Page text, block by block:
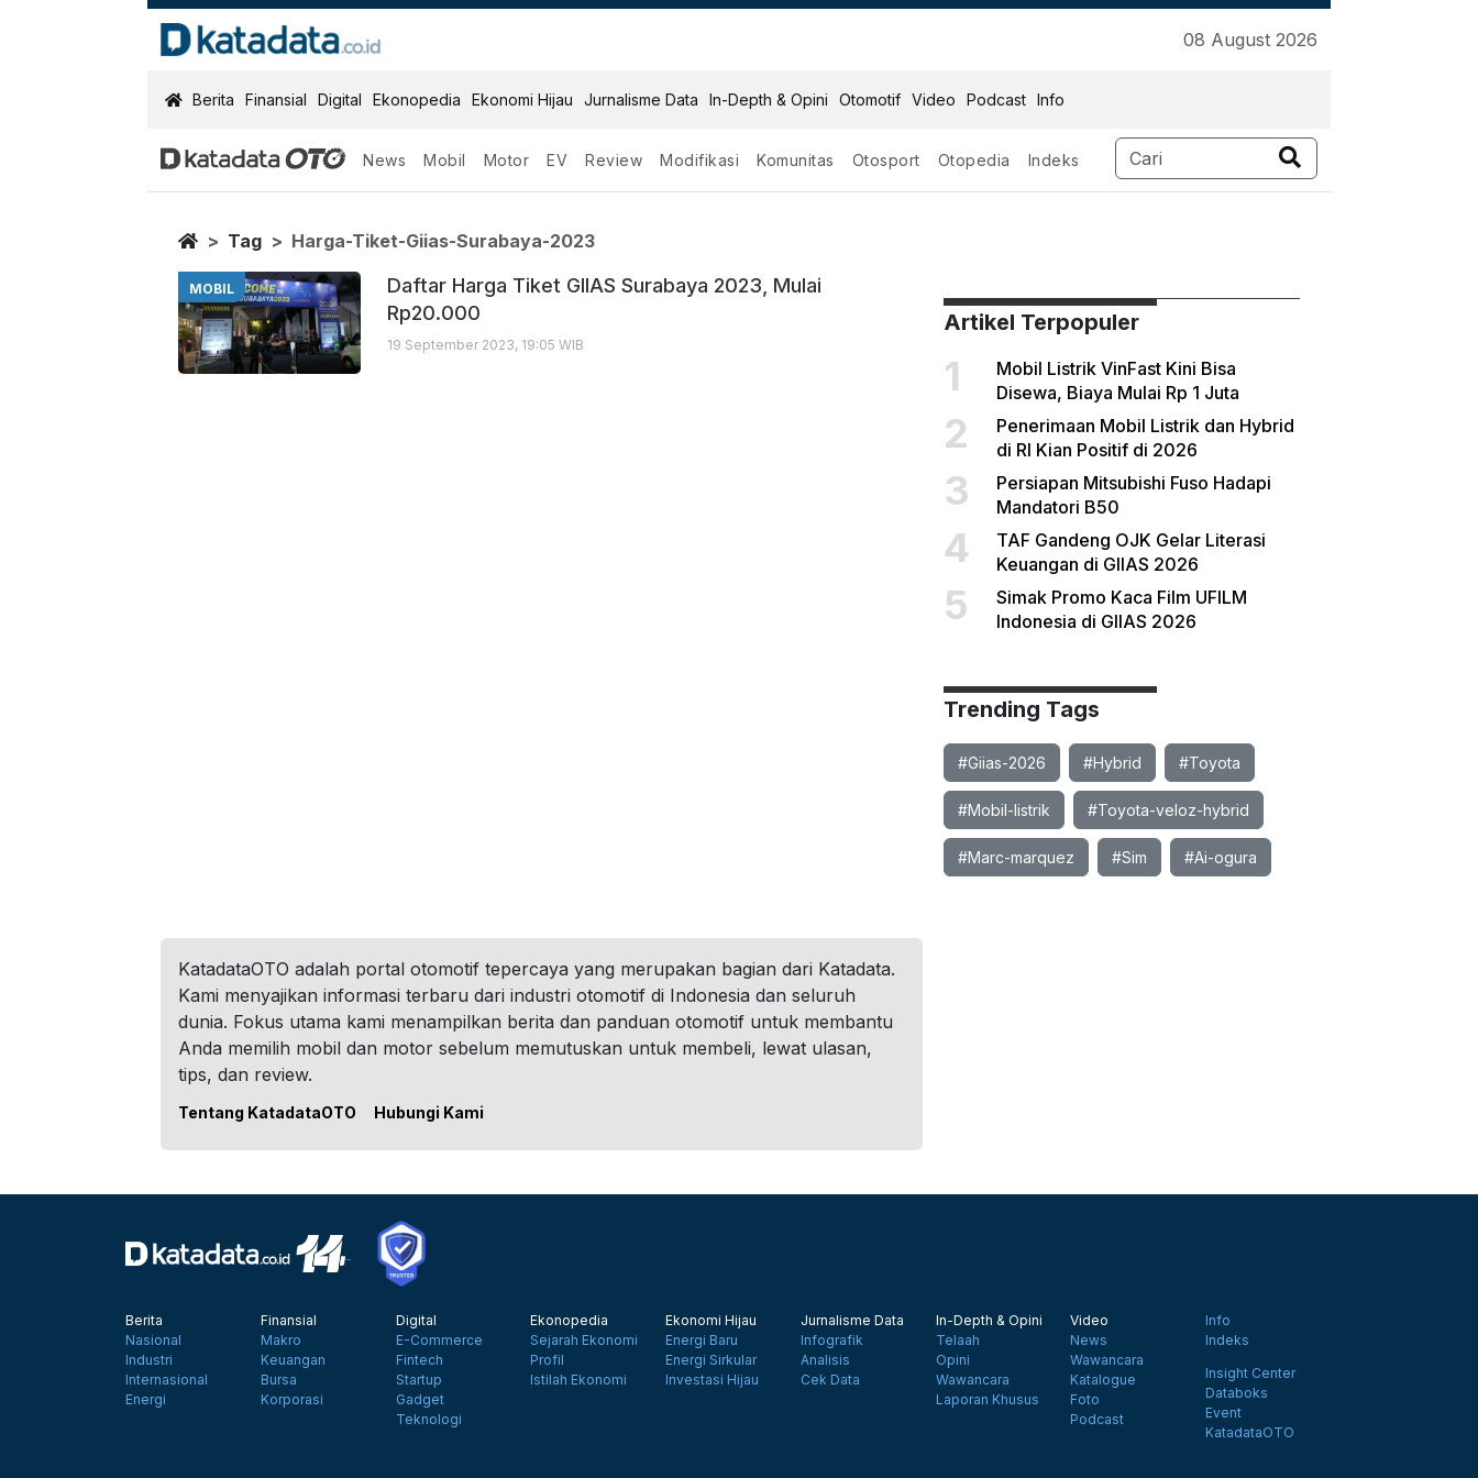
08 August 2026
KatadataOTO
Berita Finansial Digital Ekonopedia Ekonomi Hijau Jurnalisme Data In-Depth & Opini Otomotif Video Podcast Info
News Mobil Motor EV Review Modifikasi Komunitas Otosport Otopedia Indeks
Harga Tiket Giias Surabaya 2023
Berita Terbaru
Home
Tag Harga-Tiket-Giias-Surabaya-2023
MOBIL
Daftar Harga Tiket GIIAS Surabaya 2023, Mulai
Rp20.000
19 September 2023, 19:05 WIB
Artikel Terpopuler
1
Mobil Listrik VinFast Kini Bisa
Disewa, Biaya Mulai Rp 1 Juta
2
Penerimaan Mobil Listrik dan Hybrid
di RI Kian Positif di 2026
3
Persiapan Mitsubishi Fuso Hadapi
Mandatori B50
4
TAF Gandeng OJK Gelar Literasi
Keuangan di GIIAS 2026
5
Simak Promo Kaca Film UFILM
Indonesia di GIIAS 2026
Trending Tags
#Giias-2026 #Hybrid #Toyota
#Mobil-listrik #Toyota-veloz-hybrid
#Marc-marquez #Sim #Ai-ogura
KatadataOTO adalah portal otomotif tepercaya yang merupakan bagian dari Katadata.
Kami menyajikan informasi terbaru dari industri otomotif di Indonesia dan seluruh
dunia. Fokus utama kami menampilkan berita dan panduan otomotif untuk membantu
Anda memilih mobil dan motor sebelum memutuskan untuk membeli, lewat ulasan,
tips, dan review.
Tentang KatadataOTO Hubungi Kami
Berita
Nasional
Industri
Internasional
Energi
Finansial
Makro
Keuangan
Bursa
Korporasi
Digital
E-Commerce
Fintech
Startup
Gadget
Teknologi
Ekonopedia
Sejarah Ekonomi
Profil
Istilah Ekonomi
Ekonomi Hijau
Energi Baru
Energi Sirkular
Investasi Hijau
Jurnalisme Data
Infografik
Analisis
Cek Data
In-Depth & Opini
Telaah
Opini
Wawancara
Laporan Khusus
Video
News
Wawancara
Katalogue
Foto
Podcast
Info
Indeks
Insight Center
Databoks
Event
KatadataOTO